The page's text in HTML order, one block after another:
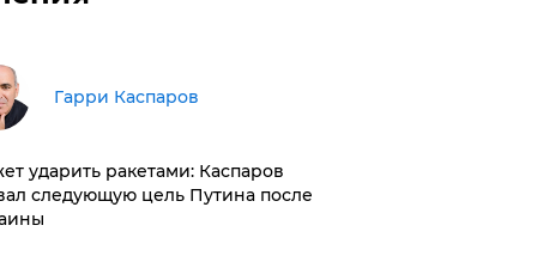
Гарри Каспаров
ударить ракетами: Каспаров
следующую цель Путина после